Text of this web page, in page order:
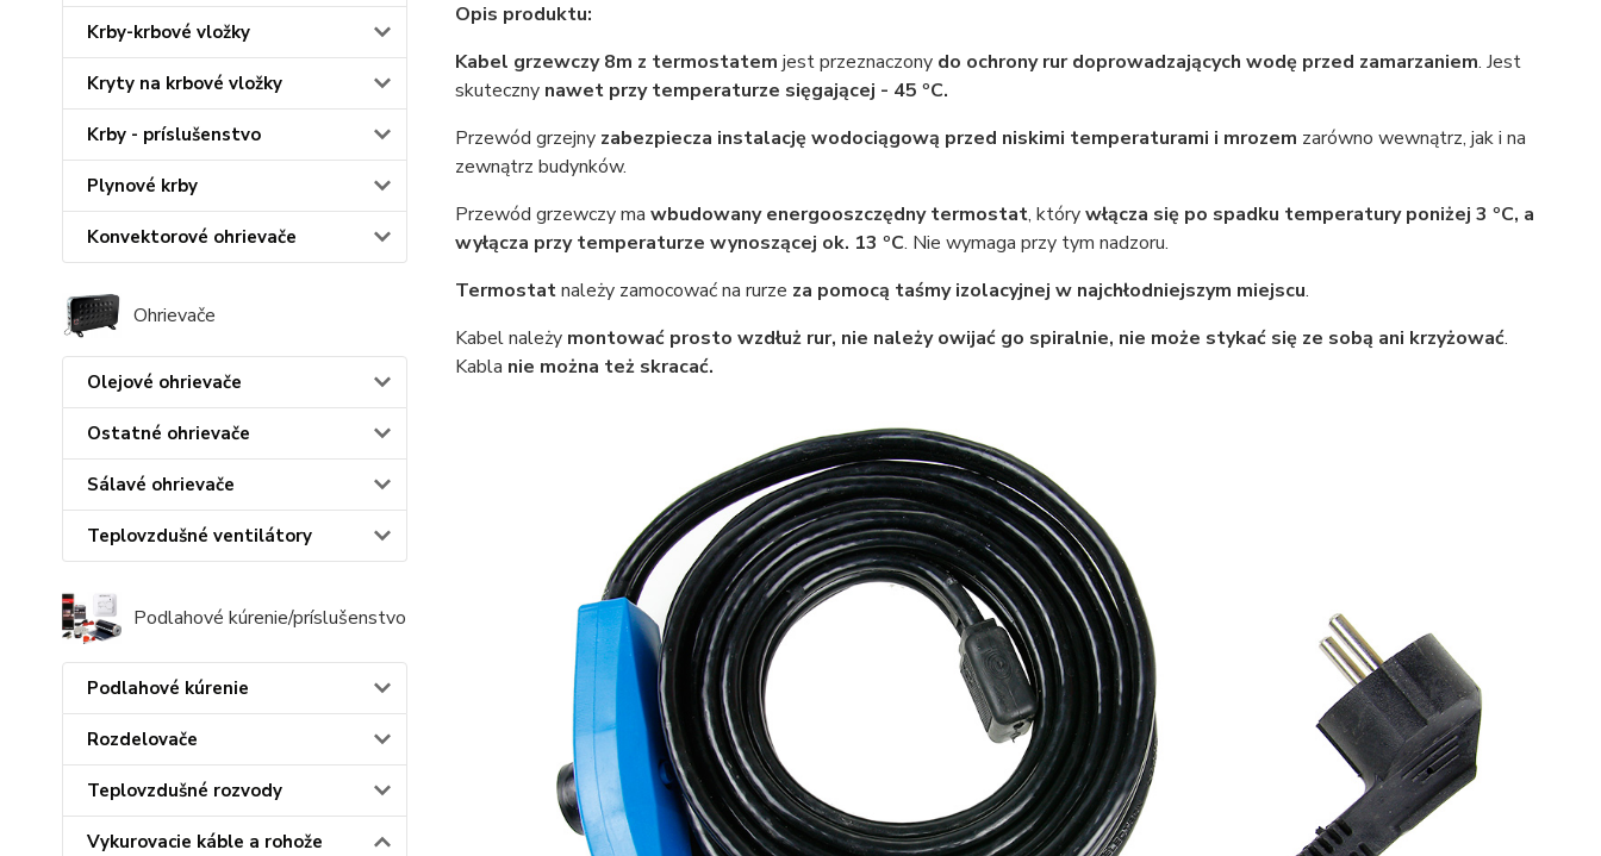
Krby-krbové vložky
Kryty na krbové vložky
Krby - príslušenstvo
Plynové krby
Konvektorové ohrievače
Ohrievače
Olejové ohrievače
Ostatné ohrievače
Sálavé ohrievače
Teplovzdušné ventilátory
Podlahové kúrenie/príslušenstvo
Podlahové kúrenie
Rozdelovače
Teplovzdušné rozvody
Vykurovacie káble a rohože
Opis produktu:
Kabel grzewczy 8m z termostatem jest przeznaczonydo ochrony rur doprowadzających wodę przed zamarzaniem. Jest
skuteczny nawet przy temperaturze sięgającej - 45 ºC.
Przewód grzejny zabezpiecza instalację wodociągową przed niskimi temperaturami i mrozem zarówno wewnątrz, jak i na
zewnątrz budynków.
Przewód grzewczy ma wbudowany energooszczędny termostat, którywłącza się po spadku temperatury poniżej 3 ºC, a
wyłącza przy temperaturze wynoszącej ok. 13 ºC. Nie wymaga przy tym nadzoru.
Termostatnależy zamocować na rurze za pomocą taśmy izolacyjnej w najchłodniejszym miejscu.
Kabel należy montować prosto wzdłuż rur, nie należy owijać go spiralnie, nie może stykać się ze sobą ani krzyżować.
Kabla nie można też skracać.